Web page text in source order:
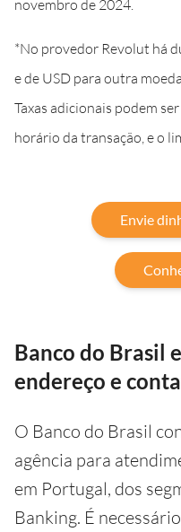
novembro de 2024.
*No provedor Revolut há
e de USD para outra
Taxas adicionais podem
horário da transação, e o
Envie
Banco do Brasil
endereço e
O Banco do Brasil
agência para
em Portugal, dos
Banking. É